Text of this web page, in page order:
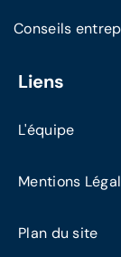
Conseils
Liens
L'équipe
Mentions
Plan du site